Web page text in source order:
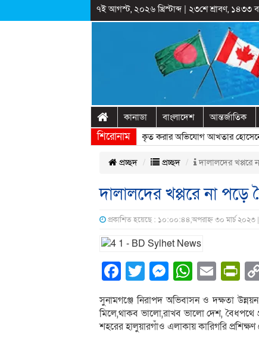
৭ই আগস্ট, ২০২৬ খ্রিস্টাব্দ| ২৩শে শ্রাবণ, ১৪৩৩
কানাডা বাংলাদেশ আন্তর্জাতিক
শিরোনাম
অনুষ্ঠানের প্রামাণ্যচিত্রে ইতিহাস বিকৃত করার অভিযোগ আখতার হোসেনের
প্রচ্ছদ প্রচ্ছদ দালালদের খপ্পরে
দালালদের খপ্পরে না
প্রকাশিত হয়েছে : ১০:০০:৪৪,অপরাহ্ন ৩০ মার্চ ২০২৩
Facebook
Twitter
সুনামগঞ্জে নিরাপদ অভিবাসন ও দক্ষতা উন্নয়ন
মিলে,থাকব ভালো,রাখব ভালো দেশ, বৈধপথে
শহরের হালুয়ারগাঁও এলাকায় কারিগরি